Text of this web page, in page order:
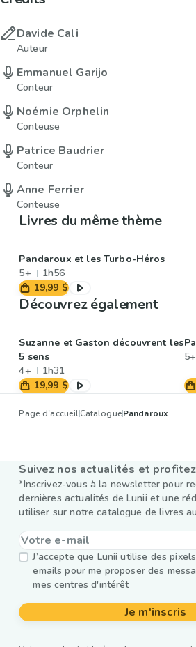
Davide Cali
Auteur
Emmanuel Garijo
Conteur
Noémie Orphelin
Conteuse
Patrice Baudrier
Conteur
Anne Ferrier
Conteuse
Livres du même thème
Pandaroux et les Turbo-Héros
5+
1h56
19,99 $
Découvrez également
Suzanne et Gaston découvrent les
5 sens
4+
1h31
19,99 $
5+
Page d'accueilCataloguePandaroux
Suivez nos actualités et
*Inscrivez-vous à la newsletter pour
dernières actualités de Lunii et une
utiliser sur notre catalogue de livres
J’accepte que Lunii utilise des
emails pour me proposer des
mes centres d'intérêt
Je m'inscris